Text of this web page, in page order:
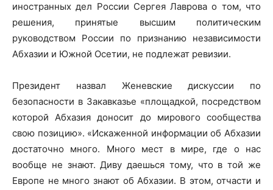
иностранных дел России Сергея Лаврова о том, что
решения, принятые высшим политическим
руководством России по признанию независимости
Абхазии и Южной Осетии, не подлежат ревизии.
Президент назвал Женевские дискуссии по
безопасности в Закавказье «площадкой, посредством
которой Абхазия доносит до мирового сообщества
свою позицию». «Искаженной информации об Абхазии
достаточно много. Много мест в мире, где о нас
вообще не знают. Диву даешься тому, что в той же
Европе не много знают об Абхазии. В этом, отчасти и